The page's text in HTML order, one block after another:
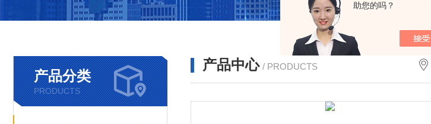
助您的吗？
产品分类
PRODUCTS
产品中心 / PRODUCTS